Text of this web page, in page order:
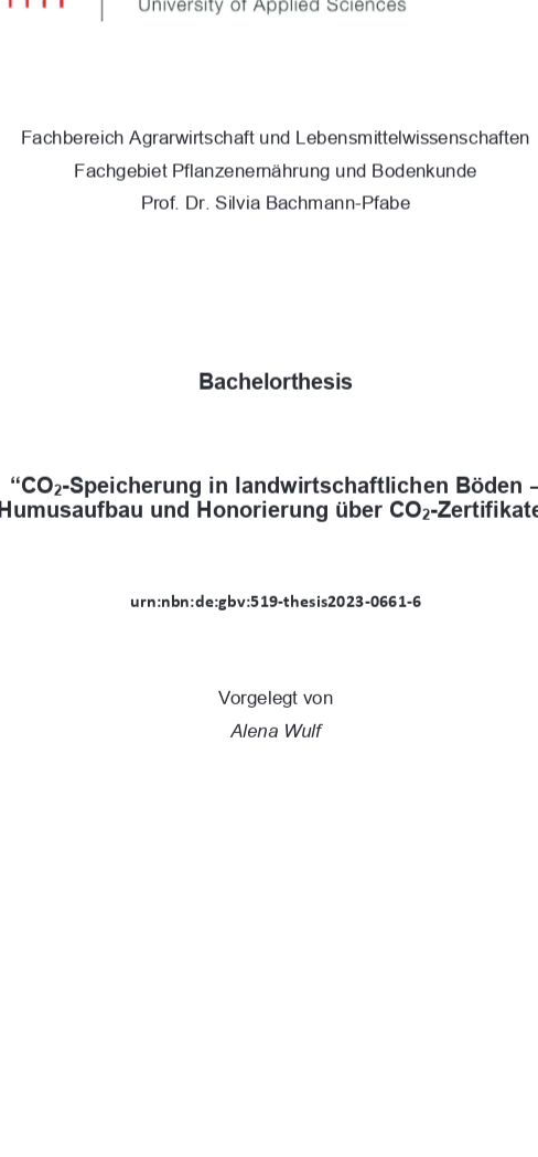
Fachbereich Agrarwirtschaft und Lebensmittelwissenschaften
Fachgebiet Pflanzenernährung und Bodenkunde
Prof. Dr. Silvia Bachmann-Pfabe
Bachelorthesis
“CO2-Speicherung in landwirtschaftlichen
Humusaufbau und Honorierung über CO2-
ƵƌŶ͗ŶďŶ͗ĚĞ͗Őďǀ͗ρϭεͲƚŚĞƐŝƐϮϬϮϯͲϬςςϭͲς
Vorgelegt von
Alena Wulf